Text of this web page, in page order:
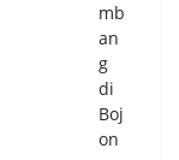
mb
an
g
di
Boj
on